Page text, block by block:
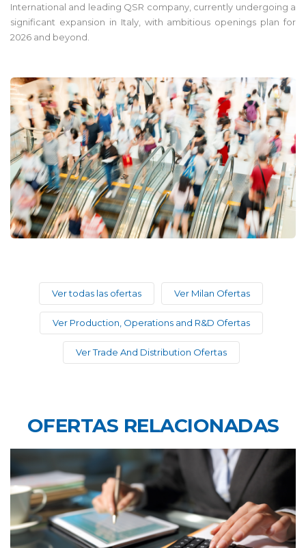
International and leading QSR company, currently undergoing a
significant expansion in Italy, with ambitious openings plan for
2026 and beyond.
Ver todas las ofertas Ver Milan Ofertas
Ver Production, Operations and R&D Ofertas
Ver Trade And Distribution Ofertas
OFERTAS RELACIONADAS